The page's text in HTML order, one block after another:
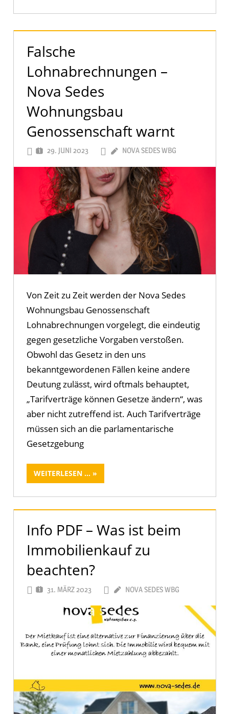
Falsche
Lohnabrechnungen –
Nova Sedes
Wohnungsbau
Genossenschaft warnt
29. JUNI 2023 NOVA SEDES WBG
Von Zeit zu Zeit werden der Nova Sedes
Wohnungsbau Genossenschaft
Lohnabrechnungen vorgelegt, die eindeutig
gegen gesetzliche Vorgaben verstoßen.
Obwohl das Gesetz in den uns
bekanntgewordenen Fällen keine andere
Deutung zulässt, wird oftmals behauptet,
„Tarifverträge können Gesetze ändern“, was
aber nicht zutreffend ist. Auch Tarifverträge
müssen sich an die parlamentarische
Gesetzgebung
WEITERLESEN ...
Info PDF – Was ist beim
Immobilienkauf zu
beachten?
31. MÄRZ 2023 NOVA SEDES WBG